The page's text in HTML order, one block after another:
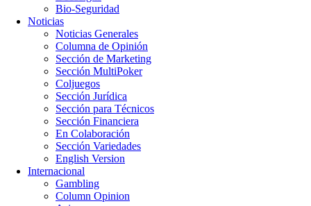
Bio-Seguridad
Noticias
Noticias Generales
Columna de Opinión
Sección de Marketing
Sección MultiPoker
Coljuegos
Sección Jurídica
Sección para Técnicos
Sección Financiera
En Colaboración
Sección Variedades
English Version
Internacional
Gambling
Column Opinion